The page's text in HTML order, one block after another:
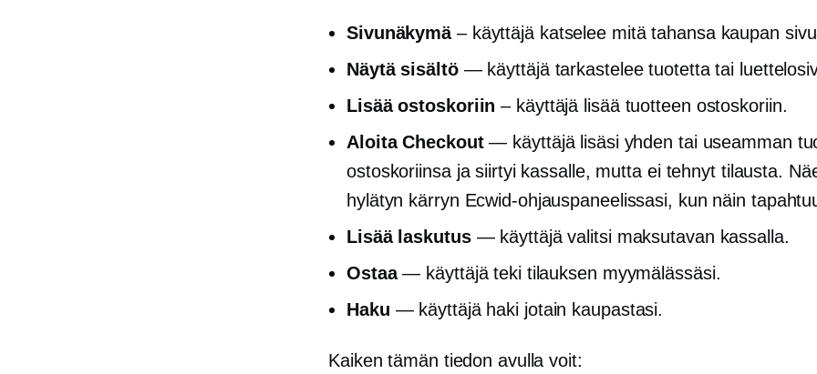
Sivunäkymä– käyttäjä katselee mitä tahansa kaupan
Näytä sisältö— käyttäjä tarkastelee tuotetta tai
Lisää ostoskoriin – käyttäjä lisää tuotteen ostoskoriin.
Aloita Checkout— käyttäjä lisäsi yhden tai useamman
ostoskoriinsa ja siirtyi kassalle, mutta ei tehnyt tilausta.
hylätyn kärryn Ecwid-ohjauspaneelissasi, kun näin
Lisää laskutus— käyttäjä valitsi maksutavan kassalla.
Ostaa— käyttäjä teki tilauksen myymälässäsi.
Haku — käyttäjä haki jotain kaupastasi.
Kaiken tämän tiedon avulla voit: